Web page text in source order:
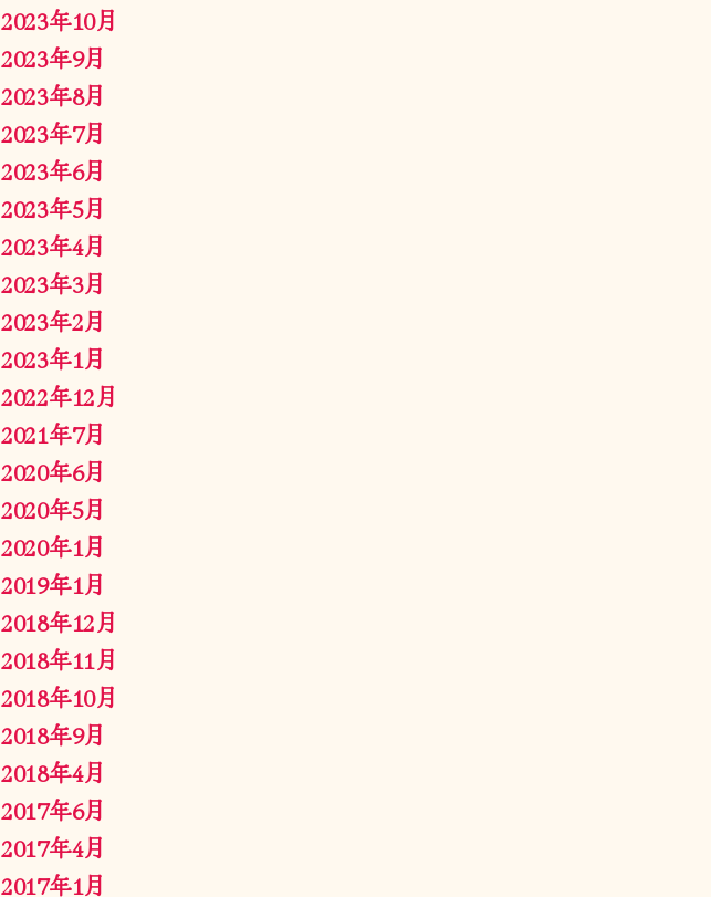
2023年10月
2023年9月
2023年8月
2023年7月
2023年6月
2023年5月
2023年4月
2023年3月
2023年2月
2023年1月
2022年12月
2021年7月
2020年6月
2020年5月
2020年1月
2019年1月
2018年12月
2018年11月
2018年10月
2018年9月
2018年4月
2017年6月
2017年4月
2017年1月